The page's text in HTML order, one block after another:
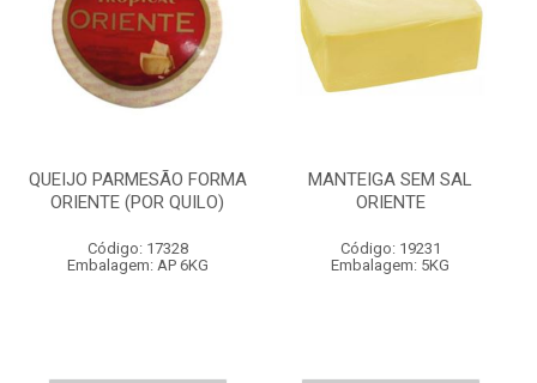
QUEIJO PARMESÃO FORMA
ORIENTE (POR QUILO)
Código: 17328
Embalagem: AP 6KG
MANTEIGA SEM SAL
ORIENTE
Código: 19231
Embalagem: 5KG